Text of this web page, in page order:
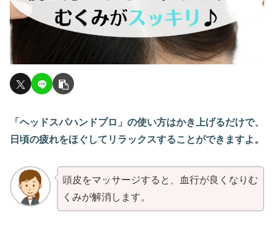
「ヘッドスパハンドプロ」の使い方はかき上げるだけで、
日頃の疲れをほぐしてリラックスすることができますよ。
頭皮をマッサージすると、血行が良くなりむ
くみが解消します。